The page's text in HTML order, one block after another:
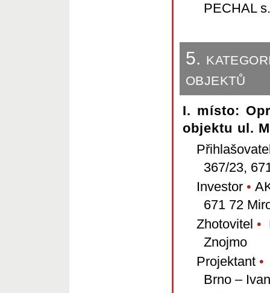
PECHAL
5.
objektů
I. místo:
objektu ul.
367/23,
Investor •
671 72
Zhotovitel •
Znojmo
Projektant •
Brno –